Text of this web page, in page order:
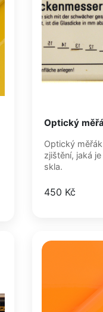
Optický
Optický
zjištění, jaká
skla.
450 Kč